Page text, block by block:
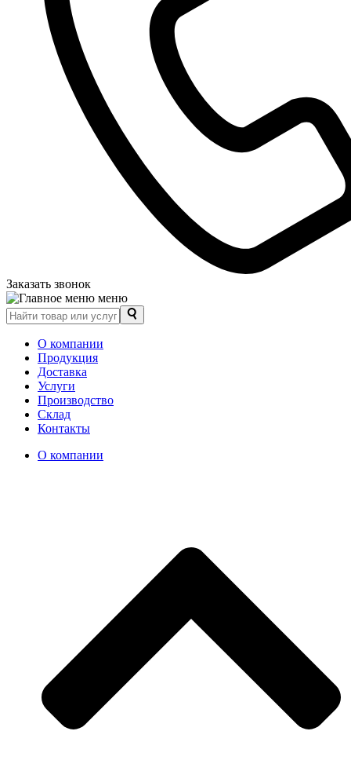
Заказать звонок
меню
О компании
Продукция
Доставка
Услуги
Производство
Склад
Контакты
О компании